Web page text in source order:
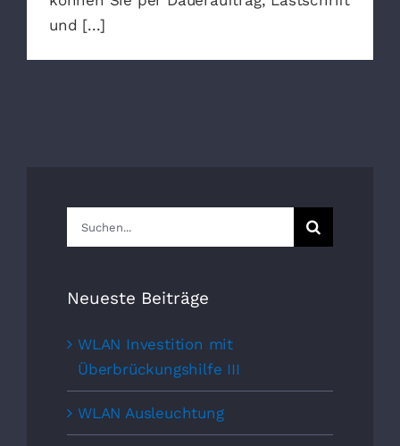
und [...]
Suche
nach:
Neueste Beiträge
WLAN Investition mit
Überbrückungshilfe III
WLAN Ausleuchtung